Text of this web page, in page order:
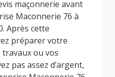
maçonnerie avant
Maconnerie 76 à
Après cette
préparer votre
ou vos
pas assez d’argent,